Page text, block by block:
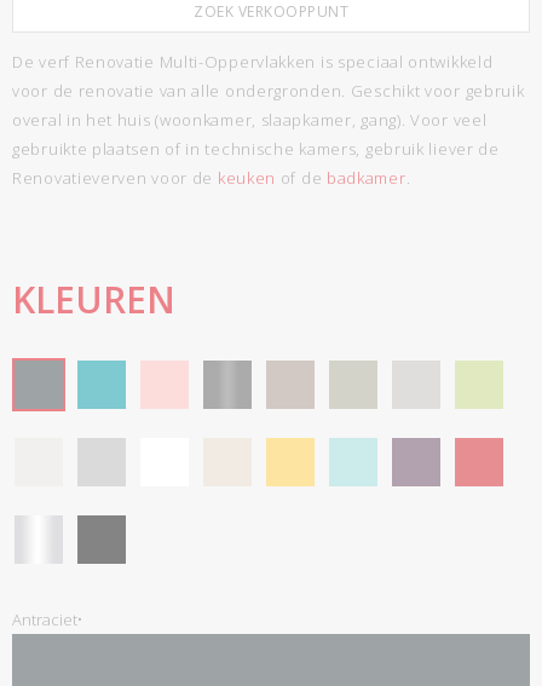
ZOEK VERKOOPPUNT
De verf Renovatie Multi-Oppervlakken is speciaal ontwikkeld
voor de renovatie van alle ondergronden. Geschikt voor gebruik
overal in het huis (woonkamer, slaapkamer, gang). Voor veel
gebruikte plaatsen of in technische kamers, gebruik liever de
Renovatieverven voor de keuken of de badkamer.
KLEUREN
Antraciet•